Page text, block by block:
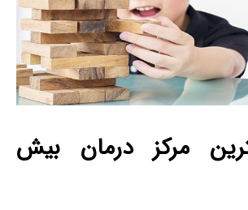
مرکز درمان بیش